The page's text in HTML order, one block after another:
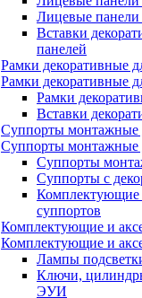
Лицевые панели
Вставки
панелей
Рамки декоративные
Рамки декоративные
Рамки
Вставки
Суппорты
Суппорты
Суппорты
Суппорты с
Комплектующие
суппортов
Комплектующие и
Комплектующие и
Лампы
Ключи,
ЭУИ